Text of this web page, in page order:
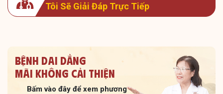
Tôi Sẽ Giải Đáp Trực Tiếp
Bệnh dai dẳng
Mãi không cải thiện
Bấm vào đây để xem phương